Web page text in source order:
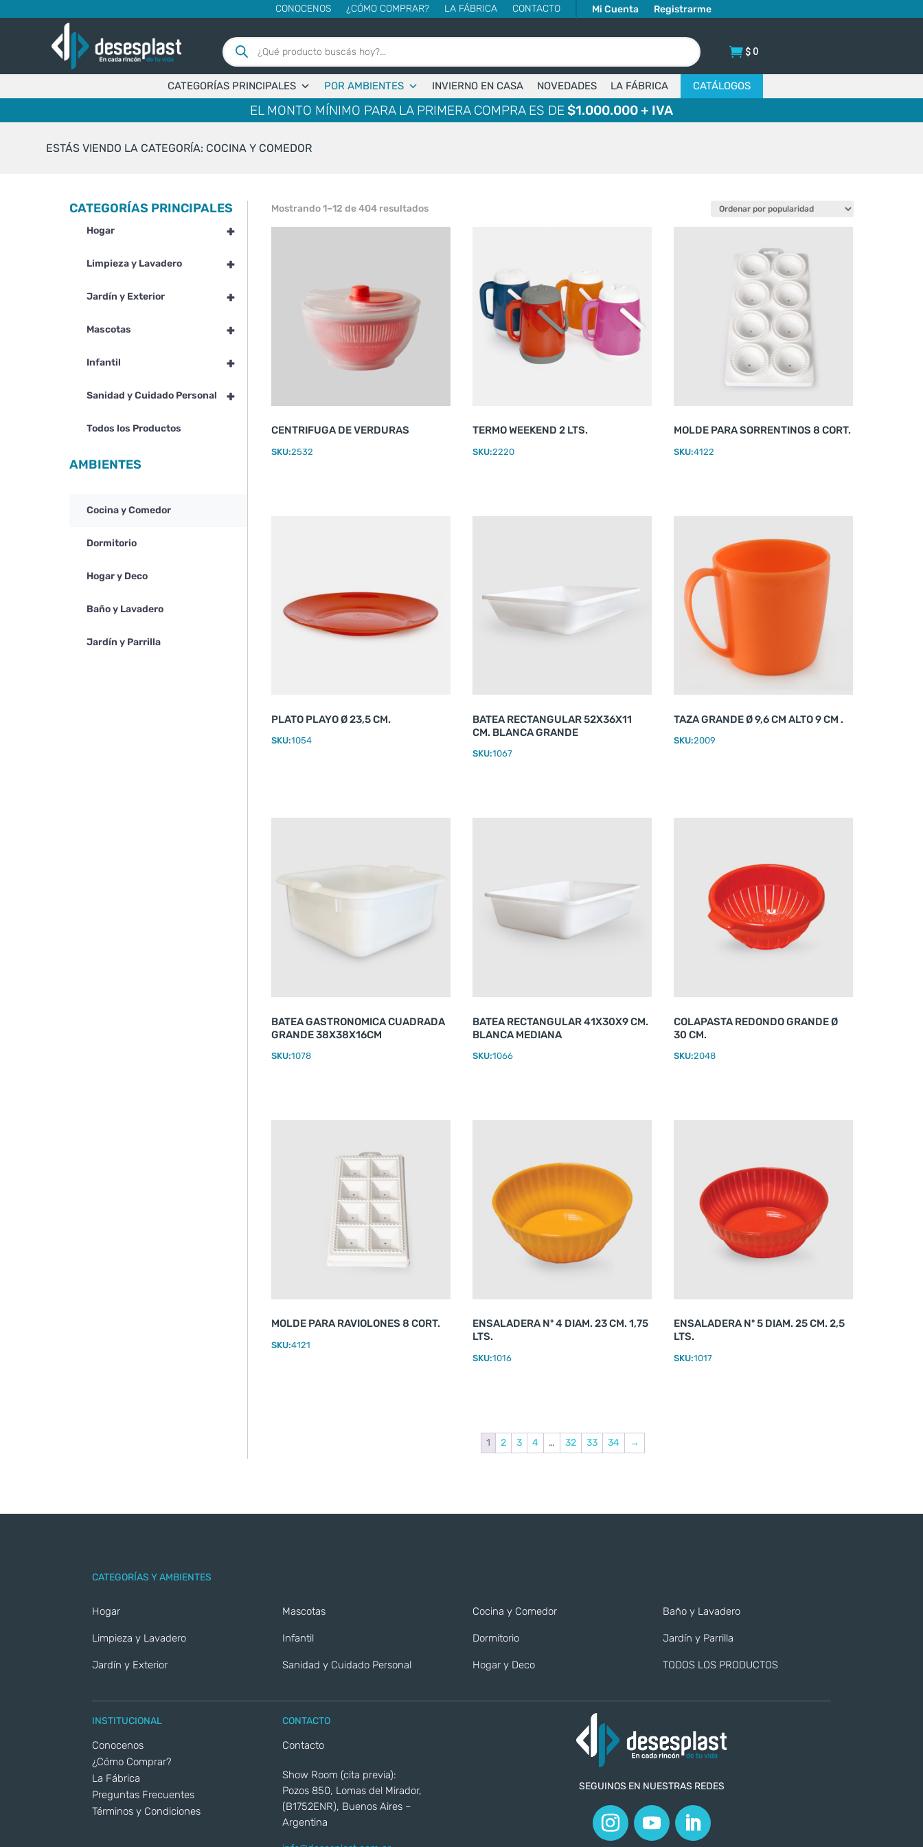
CONOCENOS ¿CÓMO COMPRAR? LA FÁBRICA CONTACTO Mi Cuenta Registrarme
Búsqueda
de
productos
$0
CATEGORÍAS PRINCIPALES POR AMBIENTES INVIERNO EN CASA NOVEDADES LA FÁBRICA CATÁLOGOS
EL MONTO MÍNIMO PARA LA PRIMERA COMPRA ES DE$1.000.000 + IVA
ESTÁS VIENDO LA CATEGORÍA: COCINA Y COMEDOR
CATEGORÍAS PRINCIPALES
+
Hogar
+
Limpieza y Lavadero
+
Jardín y Exterior
+
Mascotas
+
Infantil
+
Sanidad y Cuidado Personal
Todos los Productos
AMBIENTES
Cocina y Comedor
Dormitorio
Hogar y Deco
Baño y Lavadero
Jardín y Parrilla
Mostrando 1–12 de 404 resultadosOrdenado
CENTRIFUGA DE VERDURAS
SKU:2532
TERMO WEEKEND 2 LTS.
SKU:2220
MOLDE PARA SORRENTINOS 8 CORT.
SKU:4122
PLATO PLAYO Ø 23,5 CM.
SKU:1054
BATEA RECTANGULAR 52X36X11
CM. BLANCA GRANDE
SKU:1067
TAZA GRANDE Ø 9,6 CM ALTO 9 CM .
SKU:2009
BATEA GASTRONOMICA CUADRADA
GRANDE 38X38X16CM
SKU:1078
BATEA RECTANGULAR 41X30X9 CM.
BLANCA MEDIANA
SKU:1066
COLAPASTA REDONDO GRANDE Ø
30 CM.
SKU:2048
MOLDE PARA RAVIOLONES 8 CORT.
SKU:4121
ENSALADERA Nº 4 DIAM. 23 CM. 1,75
LTS.
SKU:1016
ENSALADERA Nº 5 DIAM. 25 CM. 2,5
LTS.
SKU:1017
1 2 3 4 … 32 33 34 →
CATEGORÍAS Y AMBIENTES
Hogar
Limpieza y Lavadero
Jardín y Exterior
Mascotas
Infantil
Sanidad y Cuidado Personal
Cocina y Comedor
Dormitorio
Hogar y Deco
Baño y Lavadero
Jardín y Parrilla
TODOS LOS PRODUCTOS
INSTITUCIONAL
Conocenos
¿Cómo Comprar?
La Fábrica
Preguntas Frecuentes
Términos y Condiciones
CONTACTO
Contacto
Show Room (cita previa):
Pozos 850, Lomas del Mirador,
(B1752ENR), Buenos Aires –
Argentina
SEGUINOS EN NUESTRAS REDES